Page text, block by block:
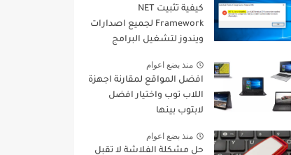
كيفية تثبيت NET
Framework لجميع اصدارات
ويندوز لتشغيل البرامج
منذ بضع اعوام
افضل المواقع لمقارنة اجهزة
اللاب توب واختيار افضل
لابتوب بينها
منذ بضع اعوام
حل مشكلة الفلاشة لا تقبل